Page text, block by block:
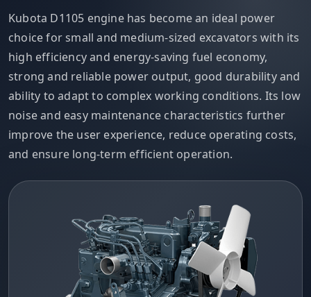
Kubota D1105 engine has become an ideal power
choice for small and medium-sized excavators with its
high efficiency and energy-saving fuel economy,
strong and reliable power output, good durability and
ability to adapt to complex working conditions. Its low
noise and easy maintenance characteristics further
improve the user experience, reduce operating costs,
and ensure long-term efficient operation.